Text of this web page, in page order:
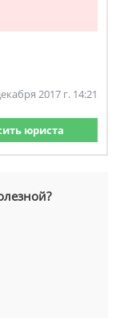
2017 г. 14:21
юриста